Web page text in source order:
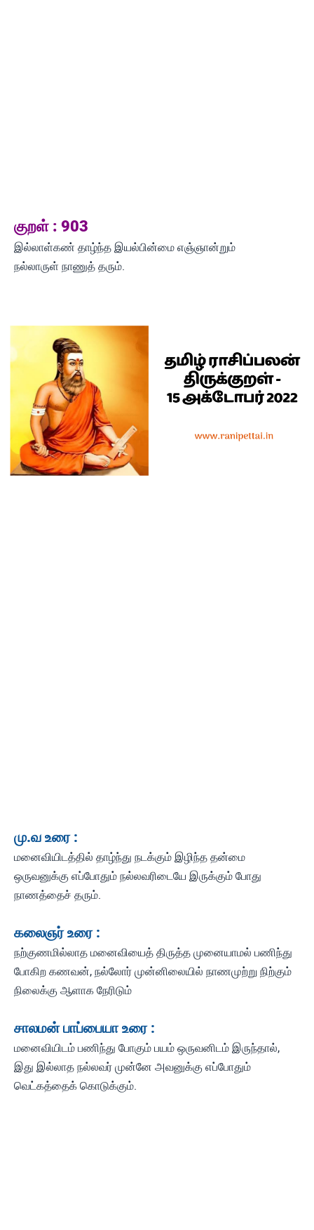
குறள் : 903
இல்லாள்கண் தாழ்ந்த இயல்பின்மை எஞ்ஞான்றும்
நல்லாருள் நாணுத் தரும்.
மு.வ உரை :
மனைவியிடத்தில் தாழ்ந்து நடக்கும் இழிந்த தன்மை
ஒருவனுக்கு எப்போதும் நல்லவரிடையே இருக்கும் போது
நாணத்தைச் தரும்.
கலைஞர் உரை :
நற்குணமில்லாத மனைவியைத் திருத்த முனையாமல் பணிந்து
போகிற கணவன், நல்லோர் முன்னிலையில் நாணமுற்று நிற்கும்
நிலைக்கு ஆளாக நேரிடும்
சாலமன் பாப்பையா உரை :
மனைவியிடம் பணிந்து போகும் பயம் ஒருவனிடம் இருந்தால்,
இது இல்லாத நல்லவர் முன்னே அவனுக்கு எப்போதும்
வெட்கத்தைக் கொடுக்கும்.